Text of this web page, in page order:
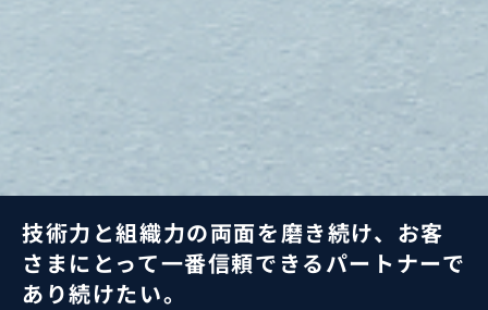
業務SE
技術力と組織力の両面を磨き続け、 お客
さまにとって一番信頼できるパートナーで
あり続けたい。